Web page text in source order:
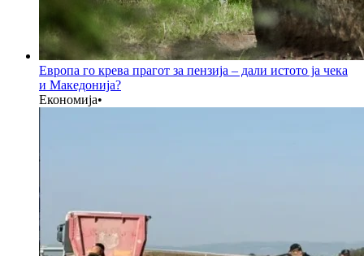
Европа го крева прагот за пензија – дали истото ја чека
и Македонија?
Економија•